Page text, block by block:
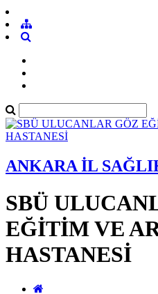
ANKARA İL
SBÜ
EĞİTİM VE
HASTANESİ